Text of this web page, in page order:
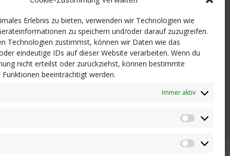
Erlebnis zu bieten, verwenden wir Technologien wie
zu speichern und/oder darauf zuzugreifen.
Technologien zustimmst, können wir Daten wie das
eindeutige IDs auf dieser Website verarbeiten. Wenn du
nicht erteilst oder zurückziehst, können bestimmte
beeinträchtigt werden.
Immer aktiv